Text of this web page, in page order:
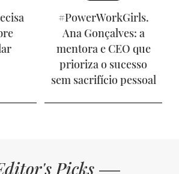
#PowerWorkGirls.
Ana Gonçalves: a
mentora e CEO que
prioriza o sucesso
sem sacrifício pessoal
Picks